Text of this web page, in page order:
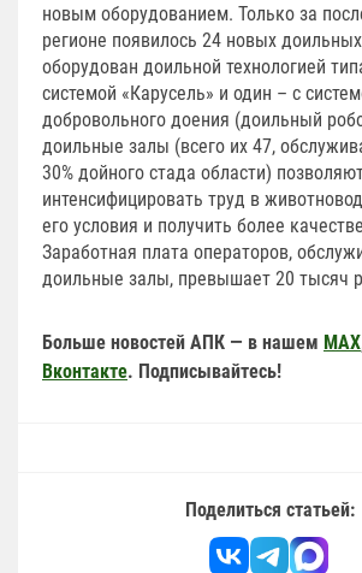
новым оборудованием. Только за
регионе появилось 24 новых
оборудован доильной технологией
системой «Карусель» и один – с
добровольного доения (доильный
доильные залы (всего их 47,
30% дойного стада области)
интенсифицировать труд в
его условия и получить более
Заработная плата операторов,
доильные залы, превышает 20 тысяч
Больше новостей АПК — в нашем MAX
Вконтакте. Подписывайтесь!
Поделиться статьей: